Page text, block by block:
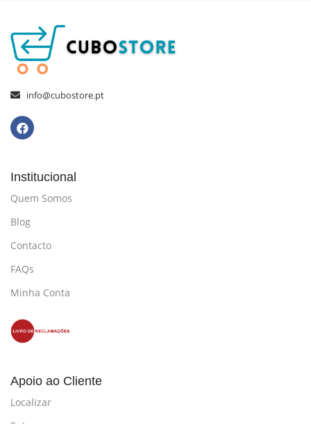
info@cubostore.pt
Institucional
Quem Somos
Blog
Contacto
FAQs
Minha Conta
Apoio ao Cliente
Localizar